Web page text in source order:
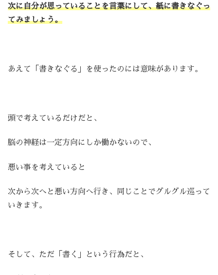
次に自分が思っていることを言葉にして、紙に書きなぐっ
てみましょう。
あえて「書きなぐる」を使ったのには意味があります。
頭で考えているだけだと、
脳の神経は一定方向にしか働かないので、
悪い事を考えていると
次から次へと悪い方向へ行き、同じことでグルグル巡って
いきます。
そして、ただ「書く」という行為だと、